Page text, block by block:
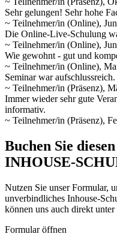
Sehr gelungen! Sehr hohe
~ Teilnehmer/in (Online),
Die Online-Live-Schulung
~ Teilnehmer/in (Online),
Wie gewohnt - gut und
~ Teilnehmer/in (Online),
Seminar war aufschlussreich.
~ Teilnehmer/in (Präsenz),
Immer wieder sehr gute
informativ.
~ Teilnehmer/in (Präsenz),
Buchen Sie
INHOUSE-
Nutzen Sie unser Formular,
unverbindliches Inhouse-
können uns auch direkt
Formular öffnen